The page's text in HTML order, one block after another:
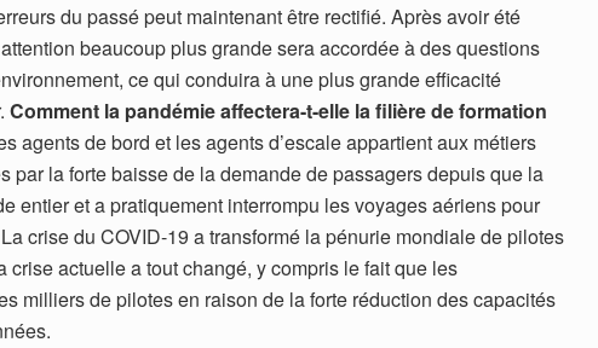
du passé peut maintenant être rectifié. Après avoir été
beaucoup plus grande sera accordée à des questions
ce qui conduira à une plus grande efficacité
Comment la pandémie affectera-t-elle la filière de formation
agents de bord et les agents d’escale appartient aux métiers
par la forte baisse de la demande de passagers depuis que la
entier et a pratiquement interrompu les voyages aériens pour
crise du COVID-19 a transformé la pénurie mondiale de pilotes
crise actuelle a tout changé, y compris le fait que les
milliers de pilotes en raison de la forte réduction des capacités